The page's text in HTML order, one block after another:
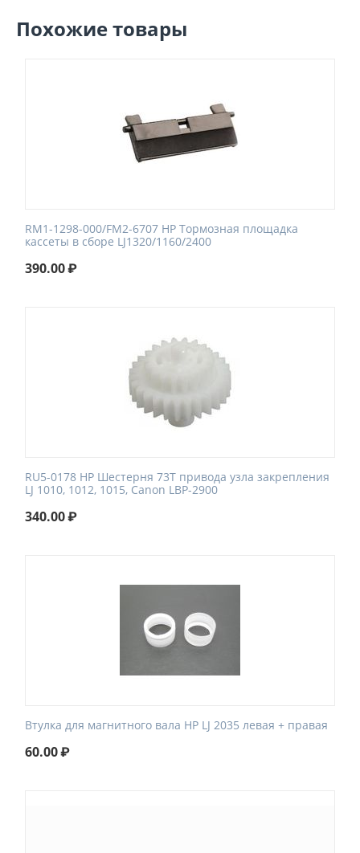
Похожие товары
RM1-1298-000/FM2-6707 HP Тормозная площадка
кассеты в сборе LJ1320/1160/2400
390.00₽
RU5-0178 HP Шестерня 73Т привода узла закрепления
LJ 1010, 1012, 1015, Canon LBP-2900
340.00₽
Втулка для магнитного вала HP LJ 2035 левая + правая
60.00₽